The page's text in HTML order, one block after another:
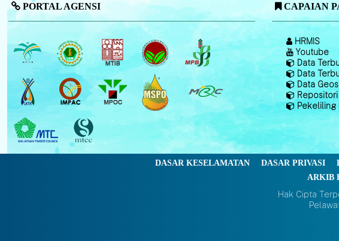
PORTAL AGENSI CAPAIAN
HRMIS
Youtube
Data
Data
Data
Repositori
Pekeliling
DASAR KESELAMATAN DASAR PRIVASI
ARKIB
Hak Cipta